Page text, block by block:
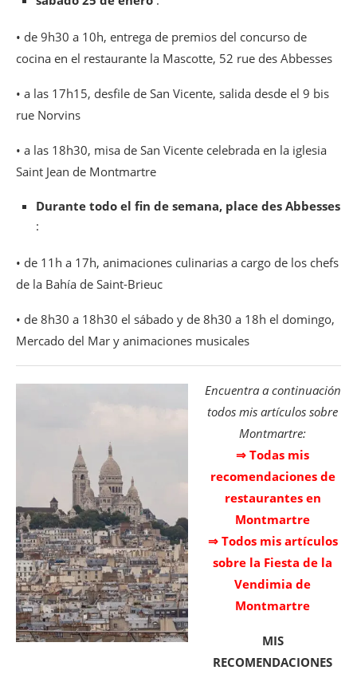
• de 9h30 a 10h, entrega de premios del concurso de
cocina en el restaurante la Mascotte, 52 rue des Abbesses
• a las 17h15, desfile de San Vicente, salida desde el 9 bis
rue Norvins
• a las 18h30, misa de San Vicente celebrada en la iglesia
Saint Jean de Montmartre
Durante todo el fin de semana, place des Abbesses
:
• de 11h a 17h, animaciones culinarias a cargo de los chefs
de la Bahía de Saint-Brieuc
• de 8h30 a 18h30 el sábado y de 8h30 a 18h el domingo,
Mercado del Mar y animaciones musicales
Encuentra a continuación
todos mis artículos sobre
Montmartre:
⇒ Todas mis
recomendaciones de
restaurantes en
Montmartre
⇒ Todos mis artículos
sobre la Fiesta de la
Vendimia de
Montmartre
MIS
RECOMENDACIONES